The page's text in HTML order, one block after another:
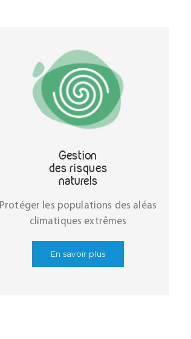
Gestion
des risques
naturels
Protéger les populations des aléas
climatiques extrêmes
En savoir plus